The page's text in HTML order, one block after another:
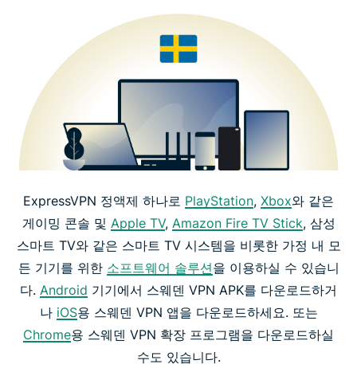
ExpressVPN 정액제 하나로 PlayStation, Xbox와 같은
게이밍 콘솔 및 Apple TV, Amazon Fire TV Stick, 삼성
스마트 TV와 같은 스마트 TV 시스템을 비롯한 가정 내 모
든 기기를 위한 소프트웨어 솔루션을 이용하실 수 있습니
다. Android 기기에서 스웨덴 VPN APK를 다운로드하거
나 iOS용 스웨덴 VPN 앱을 다운로드하세요. 또는
Chrome용 스웨덴 VPN 확장 프로그램을 다운로드하실
수도 있습니다.